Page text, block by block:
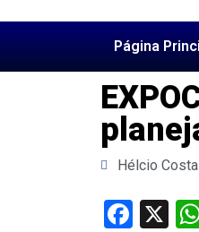
Página
Hélcio Costa
X